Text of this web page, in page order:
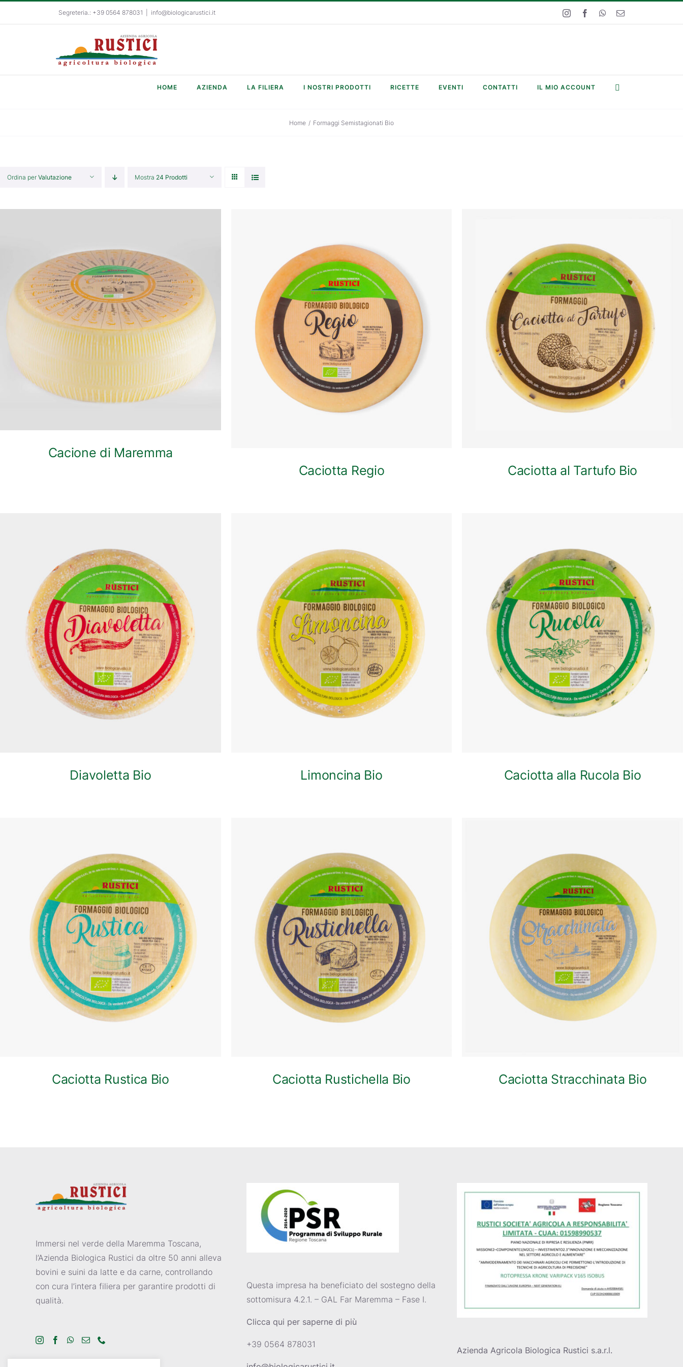
Segreteria.: +39 0564 878031 info@biologicarustici.it InstagramFacebookWhatsApp
Email
HOME AZIENDA LA FILIERA I NOSTRI PRODOTTI RICETTE EVENTI CONTATTI IL MIO ACCOUNT
Home / Formaggi Semistagionati Bio
Ordina perValutazione Mostra 24 Prodotti
ANTEPRIMA RAPIDA
Cacione di Maremma
ANTEPRIMA RAPIDA
Caciotta Regio
ANTEPRIMA RAPIDA
Caciotta al Tartufo Bio
ANTEPRIMA RAPIDA
Diavoletta Bio
ANTEPRIMA RAPIDA
Limoncina Bio
ANTEPRIMA RAPIDA
Caciotta alla Rucola Bio
ANTEPRIMA RAPIDA
Caciotta Rustica Bio
ANTEPRIMA RAPIDA
Caciotta Rustichella Bio
ANTEPRIMA RAPIDA
Caciotta Stracchinata Bio
Immersi nel verde della Maremma Toscana,
l’Azienda Biologica Rustici da oltre 50 anni alleva
bovini e suini da latte e da carne, controllando
con cura l’intera filiera per garantire prodotti di
qualità.
Questa impresa ha beneficiato del sostegno della
sottomisura 4.2.1. – GAL Far Maremma – Fase I.
Clicca qui per saperne di più
+39 0564 878031
Azienda Agricola Biologica Rustici s.a.r.l.